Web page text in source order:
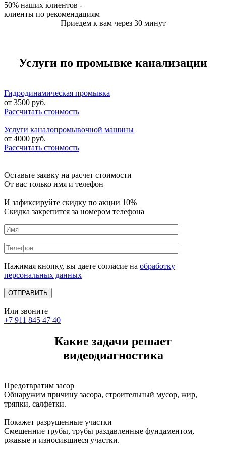
50% наших клиентов -
клиенты по рекомендациям
Приедем к вам через 30 минут
Услуги по промывке канализации
Гидродинамическая промывка
от 3500 руб.
Рассчитать стоимость
Услуги каналопромывочной машины
от 4000 руб.
Рассчитать стоимость
Оставьте заявку на расчет стоимости
От вас только имя и телефон
И зафиксируйте скидку по акции 10%
Скидка закрепится за номером телефона
Нажимая кнопку, вы даете согласие на обработку
персональных данных
Или звоните
+7 911 845 47 40
Какие задачи решает
видеодиагностика
Предотвратим засор
Обнаружим причину засора, cтроительный мусор, жир,
тряпки, салфетки.
Покажет разрушенные участки
Смещенние трубы, трубы раздавленные фундаментом,
ржавые и износившиеся участки.